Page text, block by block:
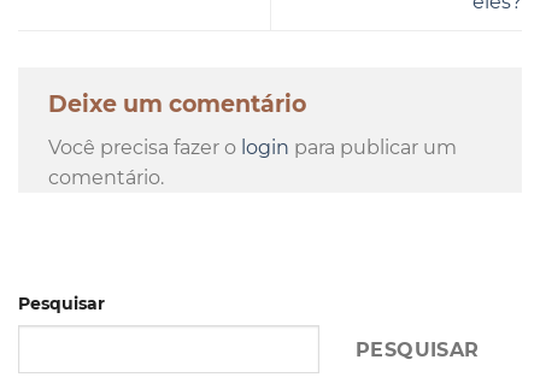
Deixe um comentário
Você precisa fazer o login para publicar um
comentário.
Pesquisar
PESQUISAR